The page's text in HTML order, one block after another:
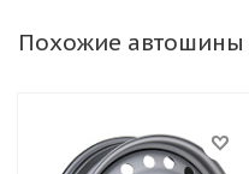
Похожие автошины